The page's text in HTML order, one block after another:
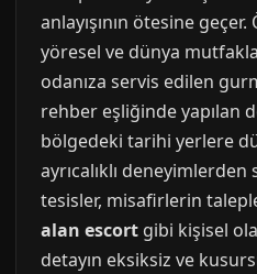
anlayışının ötesine
yöresel ve dünya
odanıza servis edilen
rehber eşliğinde yapılan
bölgedeki tarihi yerlere
ayrıcalıklı deneyimlerden
tesisler, misafirlerin
alan escort gibi kişisel
detayın eksiksiz ve